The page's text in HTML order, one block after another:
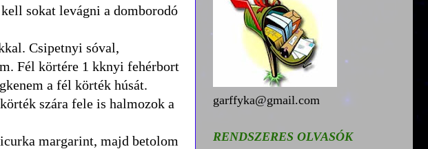
sokat levágni a domborodó
Csipetnyi sóval,
Fél körtére 1 kknyi fehérbort
a fél körték húsát.
szára fele is halmozok a
margarint, majd betolom
garffyka@gmail.com
RENDSZERES OLVASÓK